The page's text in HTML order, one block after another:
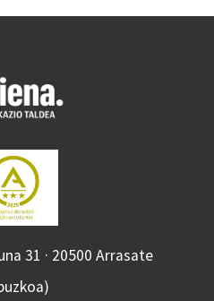
31 · 20500 Arrasate